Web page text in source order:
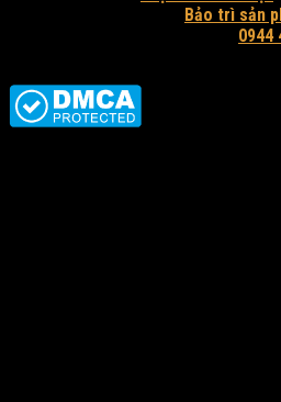
Bảo trì sản
0944